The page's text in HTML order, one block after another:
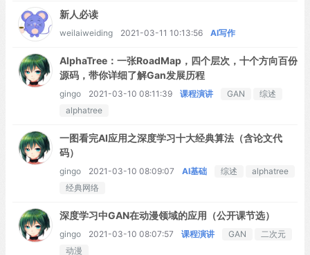
新人必读
weilaiweiding 2021-03-11 10:13:56 AI写作
AlphaTree：一张RoadMap，四个层次，十个方向百份
源码，带你详细了解Gan发展历程
gingo 2021-03-10 08:11:39 课程演讲 GAN
综述
alphatree
一图看完AI应用之深度学习十大经典算法（含论文代
码）
gingo 2021-03-10 08:09:07 AI基础 综述
alphatree
经典网络
深度学习中GAN在动漫领域的应用（公开课节选）
gingo 2021-03-10 08:07:57 课程演讲 GAN
二次元
动漫